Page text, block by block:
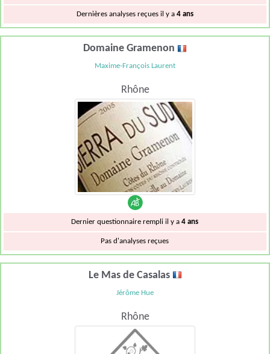
Dernières analyses reçues il y a 4 ans
Domaine Gramenon
Maxime-François Laurent
Rhône
Dernier questionnaire rempli il y a4 ans
Pas d'analyses reçues
Le Mas de Casalas
Jérôme Hue
Rhône